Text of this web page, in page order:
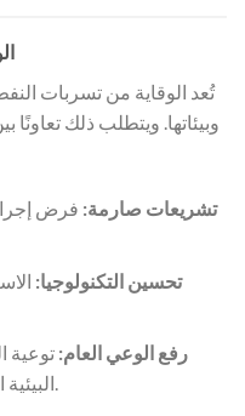
تُعد الوقاية من تسربات
وبيئاتها. ويتطلب ذلك
تشريعات صارمة: فرض
تحسين التكنولوجيا:
رفع الوعي العام: توعية
البيئية البحرية وتقليل الاعتماد على النفط.